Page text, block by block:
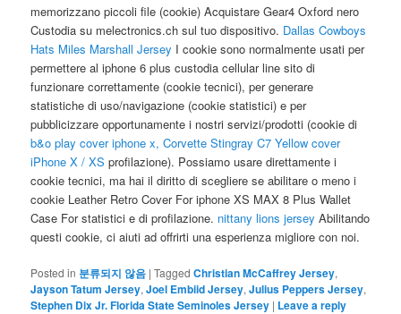
memorizzano piccoli file (cookie) Acquistare Gear4 Oxford nero
Custodia su melectronics.ch sul tuo dispositivo. Dallas Cowboys
Hats Miles Marshall Jersey I cookie sono normalmente usati per
permettere al iphone 6 plus custodia cellular line sito di
funzionare correttamente (cookie tecnici), per generare
statistiche di uso/navigazione (cookie statistici) e per
pubblicizzare opportunamente i nostri servizi/prodotti (cookie di
b&o play cover iphone x, Corvette Stingray C7 Yellow cover
iPhone X / XS profilazione). Possiamo usare direttamente i
cookie tecnici, ma hai il diritto di scegliere se abilitare o meno i
cookie Leather Retro Cover For iphone XS MAX 8 Plus Wallet
Case For statistici e di profilazione. nittany lions jersey Abilitando
questi cookie, ci aiuti ad offrirti una esperienza migliore con noi.
Posted in 분류되지 않음 |Tagged Christian McCaffrey Jersey,
Jayson Tatum Jersey,Joel Embiid Jersey,Julius Peppers Jersey,
Stephen Dix Jr. Florida State Seminoles Jersey | Leave a reply